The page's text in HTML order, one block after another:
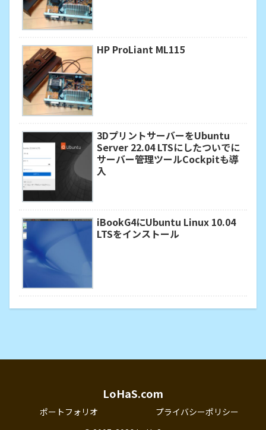
HP ProLiant ML115
3DプリントサーバーをUbuntu
Server 22.04 LTSにしたついでに
サーバー管理ツールCockpitも導
入
iBookG4にUbuntu Linux 10.04
LTSをインストール
LoHaS.com
ポートフォリオ
プライバシーポリシー